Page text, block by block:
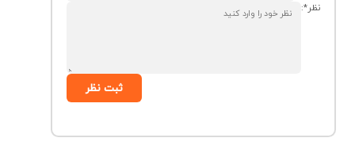
نظر*:
ثبت نظر